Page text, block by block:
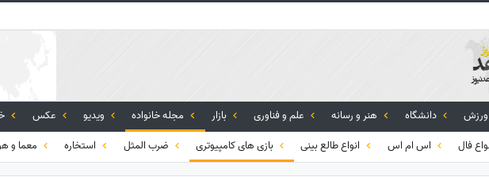
ورزش دانشگاه هنر و رسانه علم و فناوری بازار مجله خانواده ویدیو عکس
فال اس ام اس انواع طالع بینی بازی های کامپیوتری ضرب المثل استخاره معما و